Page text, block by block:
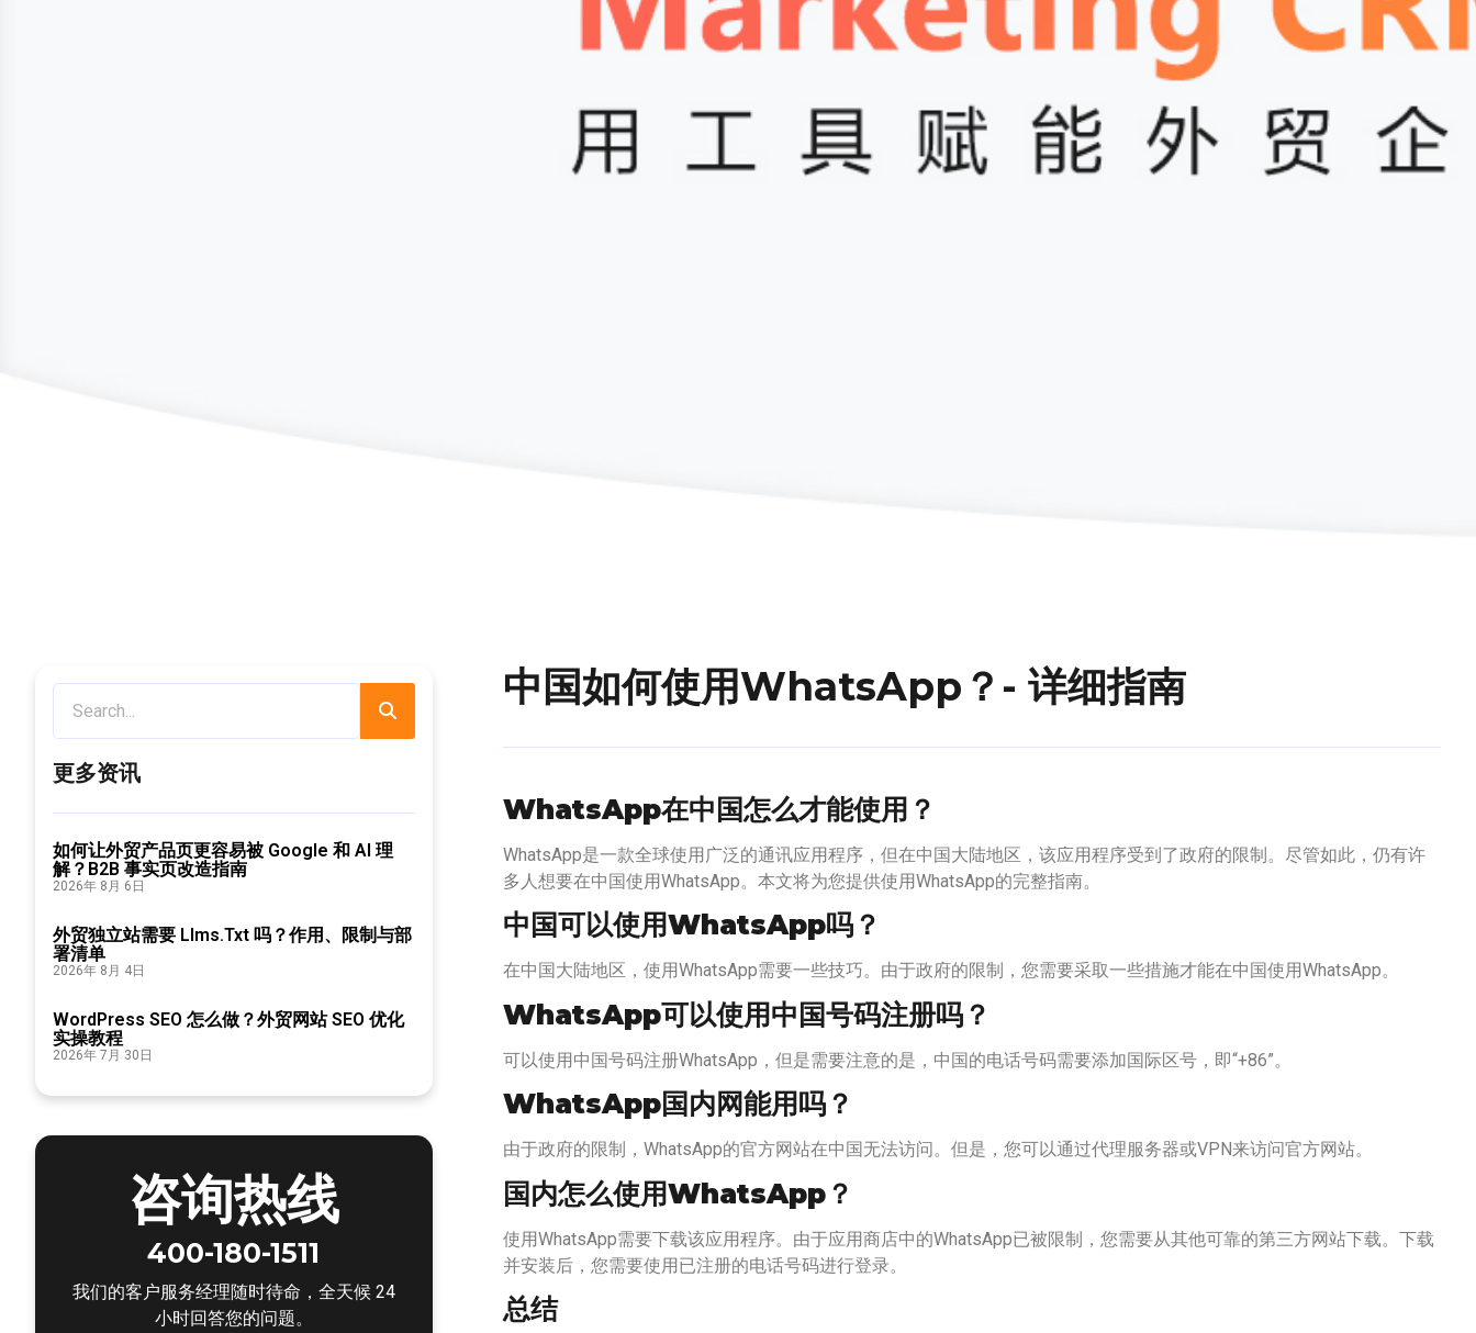
更多资讯
如何让外贸产品页更容易被 Google 和 AI 理
解？B2B 事实页改造指南
2026年 8月 6日
外贸独立站需要 Llms.txt 吗？作用、限制与部
署清单
2026年 8月 4日
WordPress SEO 怎么做？外贸网站 SEO 优化
实操教程
2026年 7月 30日
咨询热线
400-180-1511
我们的客户服务经理随时待命，全天候 24
小时回答您的问题。
中国如何使用WhatsApp？- 详细指南
WhatsApp在中国怎么才能使用？
WhatsApp是一款全球使用广泛的通讯应用程序，但在中国大陆地区，该应用程序受到了政府的限制。尽管如此，仍有许
多人想要在中国使用WhatsApp。本文将为您提供使用WhatsApp的完整指南。
中国可以使用WhatsApp吗？
在中国大陆地区，使用WhatsApp需要一些技巧。由于政府的限制，您需要采取一些措施才能在中国使用WhatsApp。
WhatsApp可以使用中国号码注册吗？
可以使用中国号码注册WhatsApp，但是需要注意的是，中国的电话号码需要添加国际区号，即“+86”。
WhatsApp国内网能用吗？
由于政府的限制，WhatsApp的官方网站在中国无法访问。但是，您可以通过代理服务器或VPN来访问官方网站。
国内怎么使用WhatsApp？
使用WhatsApp需要下载该应用程序。由于应用商店中的WhatsApp已被限制，您需要从其他可靠的第三方网站下载。下载
并安装后，您需要使用已注册的电话号码进行登录。
总结